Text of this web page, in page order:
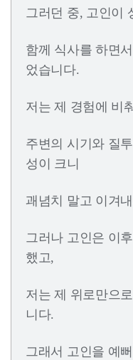
그러던 중, 고인이
함께 식사를 하면
었습니다.
저는 제 경험에 비
주변의 시기와 질
성이 크니
괘념치 말고 이겨
그러나 고인은 이
했고,
저는 제 위로만으
니다.
그래서 고인을 예